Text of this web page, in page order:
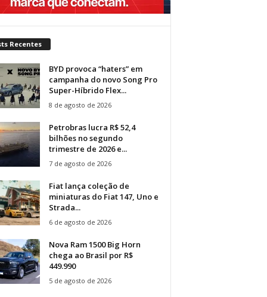
Recentes
BYD provoca “haters” em
campanha do novo Song Pro
Super-Híbrido Flex...
8 de agosto de 2026
Petrobras lucra R$ 52,4
bilhões no segundo
trimestre de 2026 e...
7 de agosto de 2026
Fiat lança coleção de
miniaturas do Fiat 147, Uno e
Strada...
6 de agosto de 2026
Nova Ram 1500 Big Horn
chega ao Brasil por R$
449.990
5 de agosto de 2026